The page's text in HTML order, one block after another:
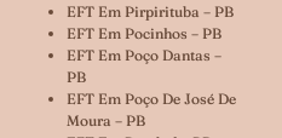
EFT Em Pirpirituba – PB
EFT Em Pocinhos – PB
EFT Em Poço Dantas –
PB
EFT Em Poço De José De
Moura – PB